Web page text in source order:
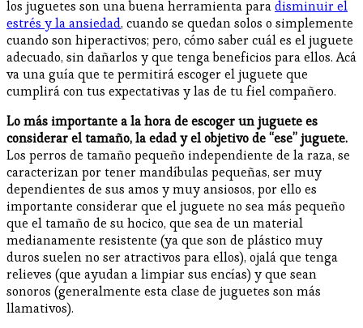
los juguetes son una buena herramienta paradisminuir el
estrés y la ansiedad, cuando se quedan solos o simplemente
cuando son hiperactivos; pero, cómo saber cuál es el juguete
adecuado, sin dañarlos y que tenga beneficios para ellos. Acá
va una guía que te permitirá escoger el juguete que
cumplirá con tus expectativas y las de tu fiel compañero.
Lo más importante a la hora de escoger un juguete es
considerar el tamaño, la edad y el objetivo de “ese” juguete.
Los perros de tamaño pequeño independiente de la raza, se
caracterizan por tener mandíbulas pequeñas, ser muy
dependientes de sus amos y muy ansiosos, por ello es
importante considerar que el juguete no sea más pequeño
que el tamaño de su hocico, que sea de un material
medianamente resistente (ya que son de plástico muy
duros suelen no ser atractivos para ellos), ojalá que tenga
relieves (que ayudan a limpiar sus encías) y que sean
sonoros (generalmente esta clase de juguetes son más
llamativos).